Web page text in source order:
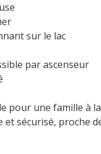
sur le lac
par ascenseur
pour une famille à
sécurisé, proche